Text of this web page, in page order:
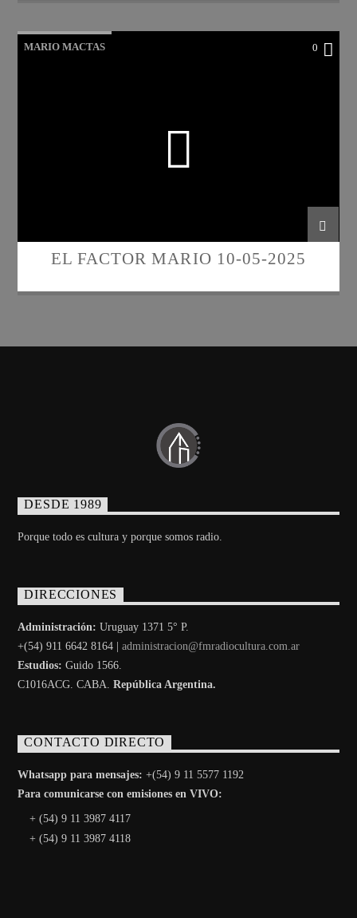
MARIO MACTAS 0
EL FACTOR MARIO 10-05-2025
DESDE 1989
Porque todo es cultura y porque somos radio.
DIRECCIONES
Administración: Uruguay 1371 5° P.
+(54) 911 6642 8164 |administracion@fmradiocultura.com.ar
Estudios: Guido 1566.
C1016ACG . CABA.República Argentina.
CONTACTO DIRECTO
Whatsapp para mensajes: +(54) 9 11 5577 1192
Para comunicarse con emisiones en VIVO:
+ (54) 9 11 3987 4117
+ (54) 9 11 3987 4118